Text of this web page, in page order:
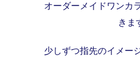
オーダーメイドワンカ
きま
少しずつ指先のイメー